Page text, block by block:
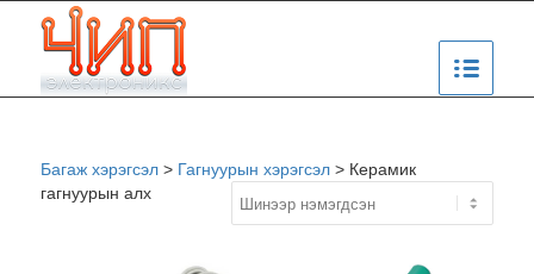
Багаж хэрэгсэл> Гагнуурын хэрэгсэл> Керамик
гагнуурын алх